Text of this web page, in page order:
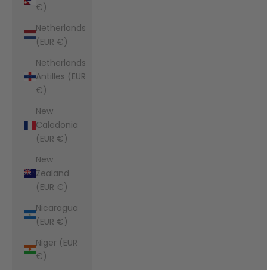
€)
Netherlands
(EUR €)
Netherlands
Antilles (EUR
€)
New
Caledonia
(EUR €)
New
Zealand
(EUR €)
Nicaragua
(EUR €)
Niger (EUR
€)